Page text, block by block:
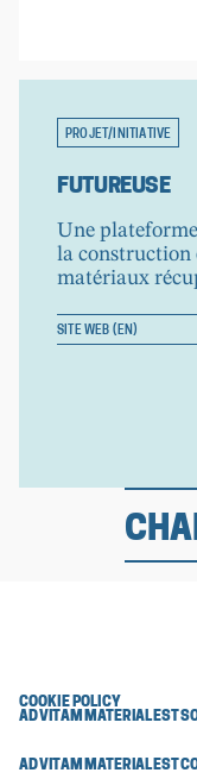
PROJET/INITIATIVE
FUTUREUSE
Une
la
matériaux
SITE WEB (EN)
COOKIE POLICY
AD VITAM MATERIAL EST
AD VITAM MATERIAL EST